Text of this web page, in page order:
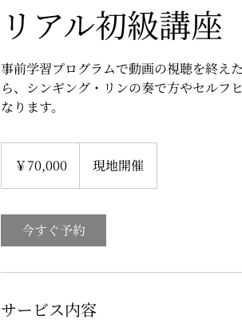
リアル初級講座
事前学習プログラムで動画の視聴を終え
ら、シンギング・リンの奏で方やセルフ
なります。
￥70,000 現地開催
今すぐ予約
サービス内容